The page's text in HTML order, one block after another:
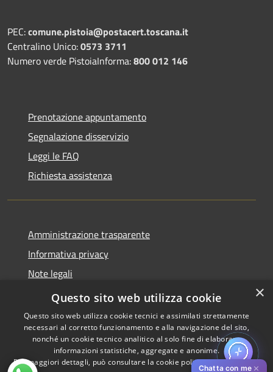
PEC:comune.pistoia@postacert.toscana.it
Centralino Unico:0573 3711
Numero verde PistoiaInforma:800 012 146
Prenotazione appuntamento
Segnalazione disservizio
Leggi le FAQ
Richiesta assistenza
Amministrazione trasparente
Informativa privacy
Note legali
Dichiarazione di accessibilità
Accessibilità
Copyright © 2026 • Comune di
Pistoia • Powered by
Chatta con me ✕
×
Questo sito web utilizza cookie
Questo sito web utilizza cookie tecnici e assimilati strettamente
necessari al corretto funzionamento e alla navigazione del sito,
nonché un cookie tecnico analitico al solo fine di elaborare
informazioni statistiche, aggregate e anonime.
Per maggiori dettagli, può consultare la cookie policy al seguentelink